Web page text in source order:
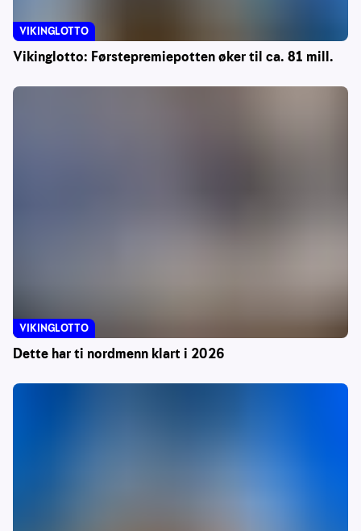
Vikinglotto: Førstepremiepotten øker til ca. 81 mill.
VIKINGLOTTO
Dette har ti nordmenn klart i 2026
VIKINGLOTTO